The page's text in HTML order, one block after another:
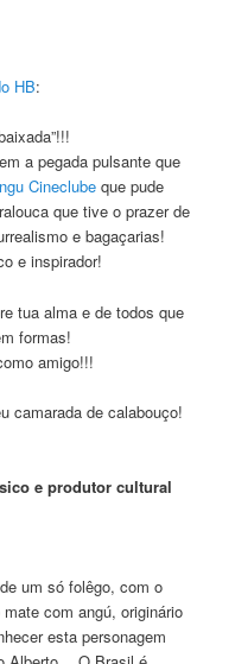
HB:
a pegada pulsante que
Cineclube que pude
que tive o prazer de
e bagaçarias!
e inspirador!
tua alma e de todos que
formas!
amigo!!!
camarada de calabouço!
e produtor cultural
um só folêgo, com o
com angú, originário
esta personagem